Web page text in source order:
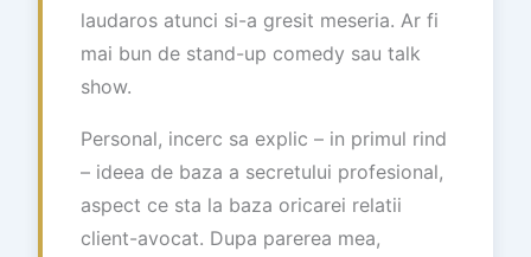
laudaros atunci si-a gresit meseria. Ar fi
mai bun de stand-up comedy sau talk
show.
Personal, incerc sa explic – in primul rind
– ideea de baza a secretului profesional,
aspect ce sta la baza oricarei relatii
client-avocat. Dupa parerea mea,